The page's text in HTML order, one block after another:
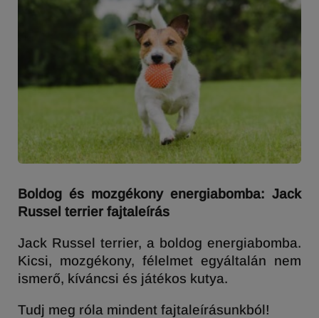
Boldog és mozgékony energiabomba: Jack
Russel terrier fajtaleírás
Jack Russel terrier, a boldog energiabomba.
Kicsi, mozgékony, félelmet egyáltalán nem
ismerő, kíváncsi és játékos kutya.
Tudj meg róla mindent fajtaleírásunkból!